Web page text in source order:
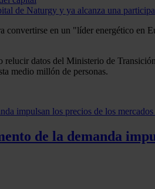
de Naturgy y ya alcanza una
convertirse en un "líder energético
relucir datos del Ministerio de
medio millón de personas.
de la demanda